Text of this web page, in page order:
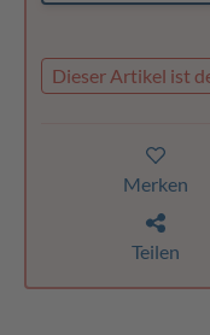
Dieser Artikel ist
Merken
Teilen